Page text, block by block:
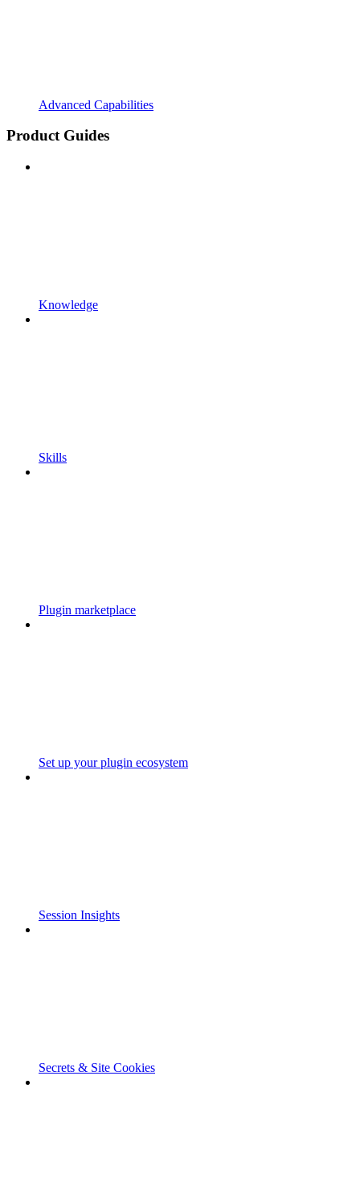
Advanced Capabilities
Product Guides
Knowledge
Skills
Plugin marketplace
Set up your plugin ecosystem
Session Insights
Secrets & Site Cookies